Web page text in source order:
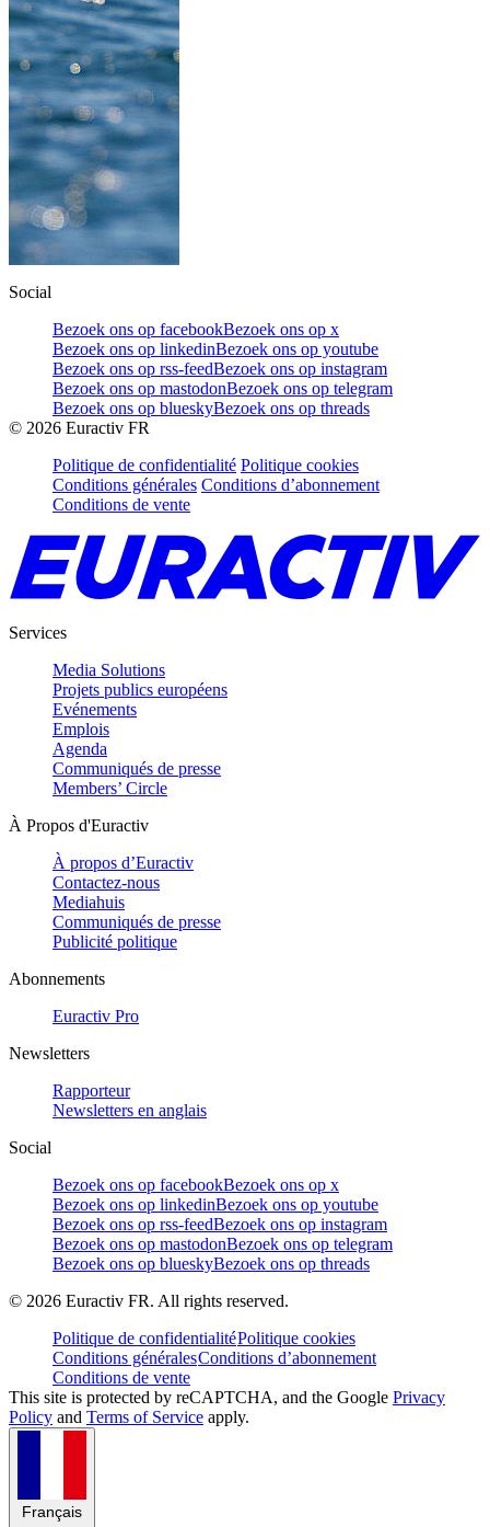
Social
Bezoek ons op facebookBezoek ons op x
Bezoek ons op linkedinBezoek ons op youtube
Bezoek ons op rss-feedBezoek ons op instagram
Bezoek ons op mastodonBezoek ons op telegram
Bezoek ons op blueskyBezoek ons op threads
© 2026 Euractiv FR
Politique de confidentialité Politique cookies
Conditions générales Conditions d’abonnement
Conditions de vente
Services
Media Solutions
Projets publics européens
Evénements
Emplois
Agenda
Communiqués de presse
Members’ Circle
À Propos d'Euractiv
À propos d’Euractiv
Contactez-nous
Mediahuis
Communiqués de presse
Publicité politique
Abonnements
Euractiv Pro
Newsletters
Rapporteur
Newsletters en anglais
Social
Bezoek ons op facebookBezoek ons op x
Bezoek ons op linkedinBezoek ons op youtube
Bezoek ons op rss-feedBezoek ons op instagram
Bezoek ons op mastodonBezoek ons op telegram
Bezoek ons op blueskyBezoek ons op threads
© 2026 Euractiv FR. All rights reserved.
Politique de confidentialitéPolitique cookies
Conditions généralesConditions d’abonnement
Conditions de vente
This site is protected by reCAPTCHA, and the Google Privacy
Policy and Terms of Service apply.
Français